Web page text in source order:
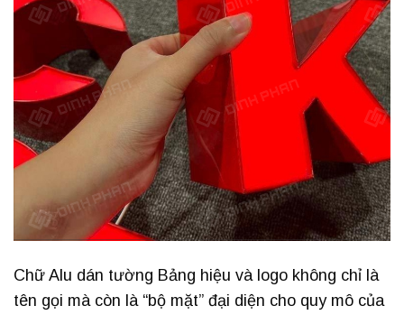
Chữ Alu dán tường Bảng hiệu và logo không chỉ là
tên gọi mà còn là “bộ mặt” đại diện cho quy mô của